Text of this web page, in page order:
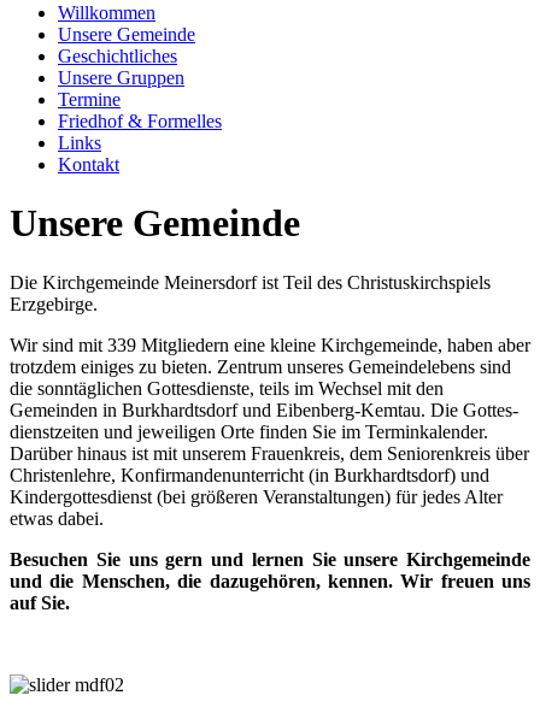
Willkommen
Unsere Gemeinde
Geschichtliches
Unsere Gruppen
Termine
Friedhof & Formelles
Links
Kontakt
Unsere Gemeinde
Die Kirchgemeinde Meinersdorf ist Teil des Christuskirchspiels
Erzgebirge.
Wir sind mit 339 Mitgliedern eine kleine Kirch­gemeinde, haben aber
trotzdem einiges zu bieten. Zentrum unseres Gemeinde­lebens sind
die sonntäg­lichen Gottes­dienste, teils im Wechsel mit den
Gemeinden in Burk­hardtsdorf und Eibenberg-Kemtau. Die Gottes­
dienst­zeiten und jeweiligen Orte finden Sie im Termin­kalender.
Darüber hinaus ist mit unserem Frauenkreis, dem Senioren­kreis über
Christen­lehre, Konfirmanden­unterricht (in Burkhardtsdorf) und
Kinder­gottes­dienst (bei größeren Veranstaltungen) für jedes Alter
etwas dabei.
Besuchen Sie uns gern und lernen Sie unsere Kirch­gemeinde
und die Menschen, die dazugehören, kennen. Wir freuen uns
auf Sie.